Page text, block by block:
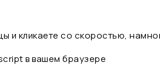
и кликаете со скоростью,
в вашем браузере